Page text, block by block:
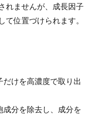
れませんが、成長因子
て位置づけられます。
だけを高濃度で取り出
成分を除去し、成分を